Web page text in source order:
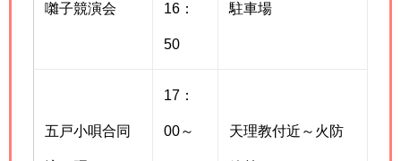
囃子競演会 16：
50
駐車場
五戸小唄合同
17：
00～ 天理教付近～火防